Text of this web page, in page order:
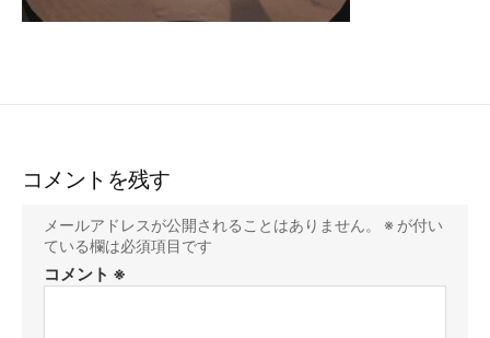
コメントを残す
メールアドレスが公開されることはありません。 ※ が付い
ている欄は必須項目です
コメント ※